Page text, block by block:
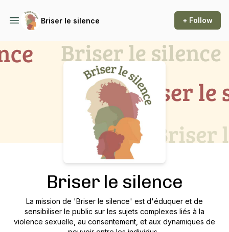
Briser le silence + Follow
Podcast Background Image
Briser le silence
La mission de 'Briser le silence' est d'éduquer et de
sensibiliser le public sur les sujets complexes liés à la
violence sexuelle, au consentement, et aux dynamiques de